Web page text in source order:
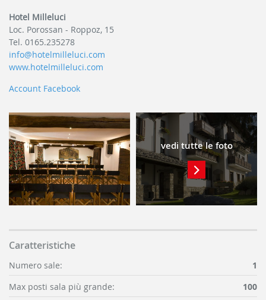
Hotel Milleluci
Loc. Porossan - Roppoz, 15
Tel. 0165.235278
info@hotelmilleluci.com
www.hotelmilleluci.com
Account Facebook
vedi tutte le foto
Caratteristiche
Numero sale:
1
Max posti sala più grande:
100